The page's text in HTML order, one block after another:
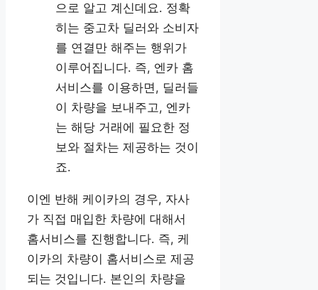
으로 알고 계신데요. 정확
히는 중고차 딜러와 소비자
를 연결만 해주는 행위가
이루어집니다. 즉, 엔카 홈
서비스를 이용하면, 딜러들
이 차량을 보내주고, 엔카
는 해당 거래에 필요한 정
보와 절차는 제공하는 것이
죠.
이엔 반해 케이카의 경우, 자사
가 직접 매입한 차량에 대해서
홈서비스를 진행합니다. 즉, 케
이카의 차량이 홈서비스로 제공
되는 것입니다. 본인의 차량을